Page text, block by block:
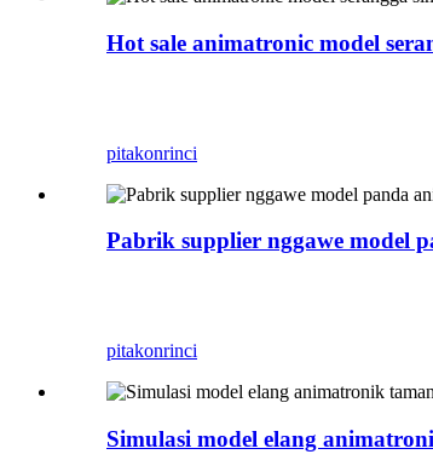
Hot sale animatronic model
pitakonrinci
Pabrik supplier nggawe model
pitakonrinci
Simulasi model elang